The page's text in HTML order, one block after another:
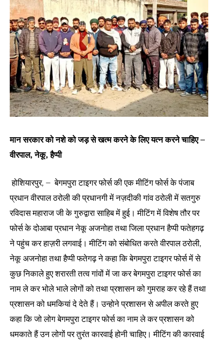
मान सरकार को नशे को जड़ से खत्म करने के लिए यत्न करने चाहिए –
वीरपाल, नेकू, हैप्पी
होशियारपुर, – बेगमपुरा टाइगर फोर्स की एक मीटिंग फोर्स के पंजाब
प्रधान वीरपाल ठरोली की प्रधानगी में नज़दीकी गांव ठरोली में सतगुरु
रविदास महाराज जी के गुरुद्वारा साहिब में हुई। मीटिंग में विशेष तौर पर
फोर्स के दोआबा प्रधान नेकू अजनोहा तथा जिला प्रधान हैप्पी फतेहगढ़
ने पहुंच कर हाज़री लगवाई। मीटिंग को संबोधित करते वीरपाल ठरोली,
नेकू अजनोहा तथा हैप्पी फतेगढ़ ने कहा कि बेगमपुरा टाइगर फोर्स में से
कुछ निकाले हुए शरारती तत्व गांवों में जा कर बेगमपुरा टाइगर फोर्स का
नाम ले कर भोले भाले लोगों को तथा प्रशासन को गुमराह कर रहे हैं तथा
प्रशासन को धमकियां दे देते हैं। उन्होने प्रशासन से अपील करते हुए
कहा कि जो लोग बेगमपुरा टाइगर फोर्स का नाम ले कर प्रशासन को
धमकाते हैं उन लोगों पर तुरंत कारवाई होनी चाहिए। मीटिंग की कारवाई